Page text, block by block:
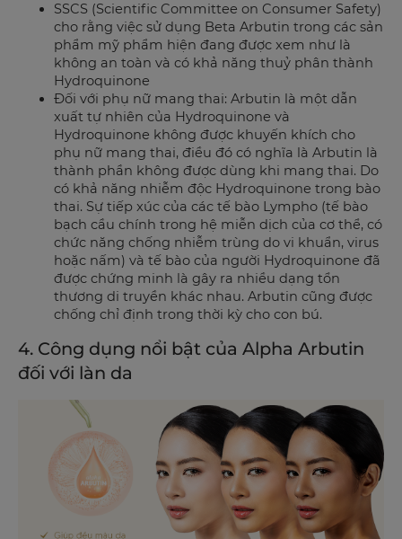
SSCS (Scientific Committee on Consumer Safety)
cho rằng việc sử dụng Beta Arbutin trong các sản
phẩm mỹ phẩm hiện đang được xem như là
không an toàn và có khả năng thuỷ phân thành
Hydroquinone
Đối với phụ nữ mang thai: Arbutin là một dẫn
xuất tự nhiên của Hydroquinone và
Hydroquinone không được khuyến khích cho
phụ nữ mang thai, điều đó có nghĩa là Arbutin là
thành phần không được dùng khi mang thai. Do
có khả năng nhiễm độc Hydroquinone trong bào
thai. Sự tiếp xúc của các tế bào Lympho (tế bào
bạch cầu chính trong hệ miễn dịch của cơ thể, có
chức năng chống nhiễm trùng do vi khuẩn, virus
hoặc nấm) và tế bào của người Hydroquinone đã
được chứng minh là gây ra nhiều dạng tổn
thương di truyền khác nhau. Arbutin cũng được
chống chỉ định trong thời kỳ cho con bú.
4. Công dụng nổi bật của Alpha Arbutin
đối với làn da